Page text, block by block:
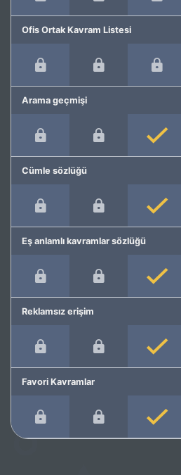
Ofis Ortak Kavram Listesi
Arama geçmişi
Cümle sözlüğü
Eş anlamlı kavramlar sözlüğü
Reklamsız erişim
Favori Kavramlar